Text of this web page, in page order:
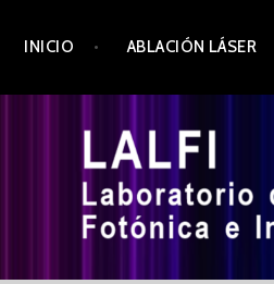
INICIO ABLACIÓN LÁSER